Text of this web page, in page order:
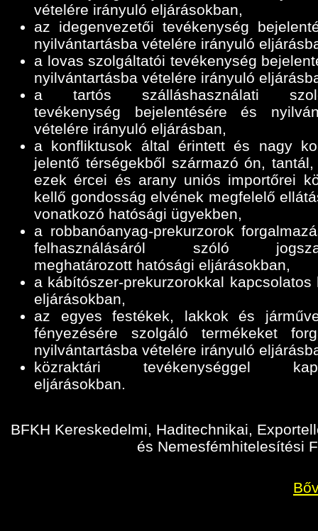
vételére irányuló eljárásokban,
az idegenvezetői tevékenység
nyilvántartásba vételére irányuló
a lovas szolgáltatói tevékenység
nyilvántartásba vételére irányuló
a tartós szálláshasználati
tevékenység bejelentésére és
vételére irányuló eljárásban,
a konfliktusok által érintett és nagy
jelentő térségekből származó ón,
ezek ércei és arany uniós importőrei
kellő gondosság elvének megfelelő
vonatkozó hatósági ügyekben,
a robbanóanyag-prekurzorok
felhasználásáról szóló
meghatározott hatósági eljárásokban,
a kábítószer-prekurzorokkal kapcsolatos
eljárásokban,
az egyes festékek, lakkok és
fényezésére szolgáló termékeket
nyilvántartásba vételére irányuló
közraktári tevékenységgel
eljárásokban.
BFKH Kereskedelmi, Haditechnikai,
és Nemesfémhitelesítési